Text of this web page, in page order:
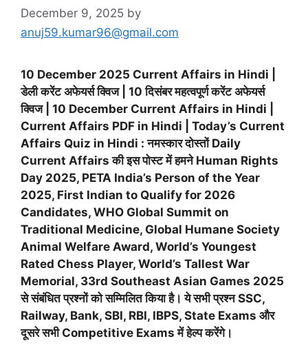
December 9, 2025 by
anuj59.kumar96@gmail.com
10 December 2025 Current Affairs in Hindi |
डेली करेंट अफेयर्स क्विज | 10 दिसंबर महत्वपूर्ण करेंट अफेयर्स
क्विज | 10 December Current Affairs in Hindi |
Current Affairs PDF in Hindi | Today’s Current
Affairs Quiz in Hindi : नमस्कार दोस्तों Daily
Current Affairs की इस पोस्ट में हमने Human Rights
Day 2025, PETA India’s Person of the Year
2025, First Indian to Qualify for 2026
Candidates, WHO Global Summit on
Traditional Medicine, Global Humane Society
Animal Welfare Award, World’s Youngest
Rated Chess Player, World’s Tallest War
Memorial, 33rd Southeast Asian Games 2025
से संबंधित प्रश्नों को सम्मिलित किया है। ये सभी प्रश्न SSC,
Railway, Bank, SBI, RBI, IBPS, State Exams और
दूसरे सभी Competitive Exams में हेल्प करेंगे।